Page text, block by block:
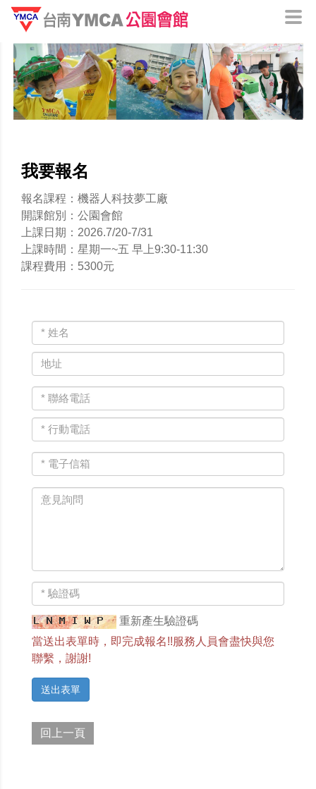
我要報名
報名課程：機器人科技夢工廠
開課館別：公園會館
上課日期：2026.7/20-7/31
上課時間：星期一~五 早上9:30-11:30
課程費用：5300元
重新產生驗證碼
當送出表單時，即完成報名!!服務人員會盡快與您
聯繫，謝謝!
送出表單
回上一頁